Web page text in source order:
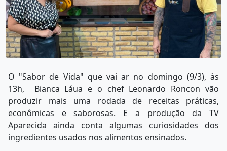
O "Sabor de Vida" que vai ar no domingo (9/3), às
13h, Bianca Láua e o chef Leonardo Roncon vão
produzir mais uma rodada de receitas práticas,
econômicas e saborosas. E a produção da TV
Aparecida ainda conta algumas curiosidades dos
ingredientes usados nos alimentos ensinados.